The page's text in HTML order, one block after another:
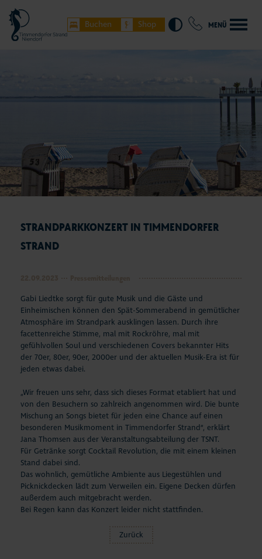
Buchen Shop MENÜ
STRANDPARKKONZERT IN TIMMENDORFER
STRAND
Gabi Liedtke sorgt für gute Musik und die Gäste und
Einheimischen können den Spät-Sommerabend in gemütlicher
Atmosphäre im Strandpark ausklingen lassen. Durch ihre
facettenreiche Stimme, mal mit Rockröhre, mal mit
gefühlvollen Soul und verschiedenen Covers bekannter Hits
der 70er, 80er, 90er, 2000er und der aktuellen Musik-Era ist für
jeden etwas dabei.
„Wir freuen uns sehr, dass sich dieses Format etabliert hat und
von den Besuchern so zahlreich angenommen wird. Die bunte
Mischung an Songs bietet für jeden eine Chance auf einen
besonderen Musikmoment in Timmendorfer Strand“, erklärt
Jana Thomsen aus der Veranstaltungsabteilung der TSNT.
Für Getränke sorgt Cocktail Revolution, die mit einem kleinen
Stand dabei sind.
Das wohnlich, gemütliche Ambiente aus Liegestühlen und
Picknickdecken lädt zum Verweilen ein. Eigene Decken dürfen
außerdem auch mitgebracht werden.
Bei Regen kann das Konzert leider nicht stattfinden.
Zurück